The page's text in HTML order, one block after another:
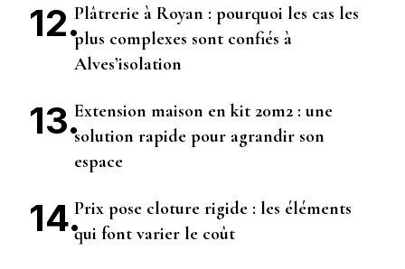
Plâtrerie à Royan : pourquoi les cas les
plus complexes sont confiés à
Alves’isolation
Extension maison en kit 20m2 : une
solution rapide pour agrandir son
espace
Prix pose cloture rigide : les éléments
qui font varier le coût